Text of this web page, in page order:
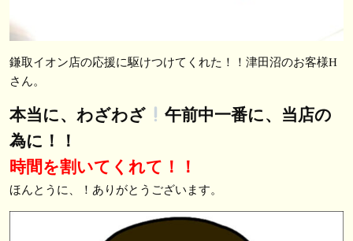
鎌取イオン店の応援に駆けつけてくれた！！津田沼のお客様H
さん。
本当に、わざわざ
午前中一番に、当店の
為に！！
時間を割いてくれて！！
ほんとうに、！ありがとうございます。